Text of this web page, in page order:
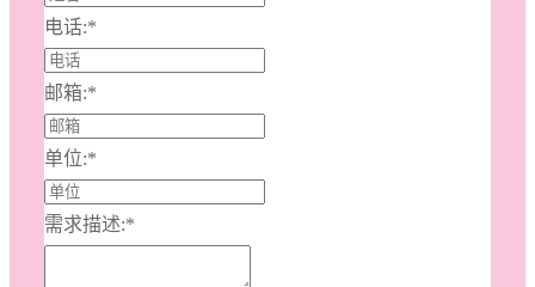
电话:*
邮箱:*
单位:*
需求描述:*